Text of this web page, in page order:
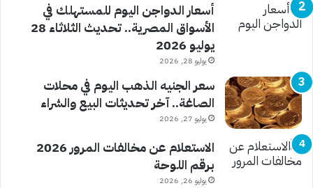
أسعار الدواجن اليوم للمستهلك في
الأسواق المصرية.. تحديث الثلاثاء 28
يوليو 2026
يوليو 28, 2026
سعر الجنيه الذهب اليوم في محلات
الصاغة.. آخر تحديثات البيع والشراء
يوليو 27, 2026
الاستعلام عن مخالفات المرور 2026
برقم اللوحة
يوليو 26, 2026